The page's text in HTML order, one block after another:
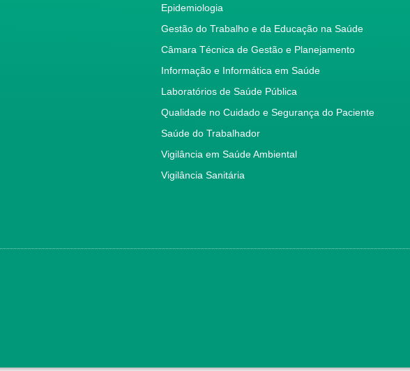
Epidemiologia
Gestão do Trabalho e da Educação na Saúde
Câmara Técnica de Gestão e Planejamento
Informação e Informática em Saúde
Laboratórios de Saúde Pública
Qualidade no Cuidado e Segurança do Paciente
Saúde do Trabalhador
Vigilância em Saúde Ambiental
Vigilância Sanitária